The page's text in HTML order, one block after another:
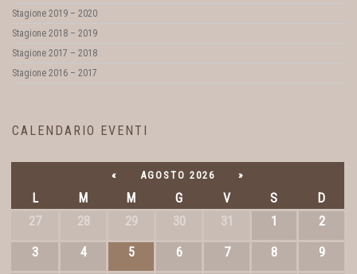
Stagione 2019 – 2020
Stagione 2018 – 2019
Stagione 2017 – 2018
Stagione 2016 – 2017
CALENDARIO EVENTI
« AGOSTO 2026 »
L M M G V S
D
27
28 29 30 31 1 2
3 4 5 6 7 8 9